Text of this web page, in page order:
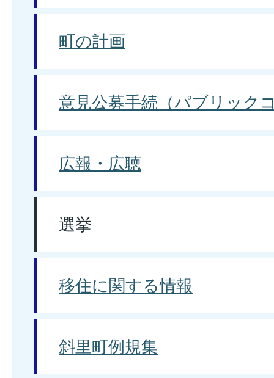
町の計画
意見公募手続（パブリック
広報・広聴
選挙
移住に関する情報
斜里町例規集